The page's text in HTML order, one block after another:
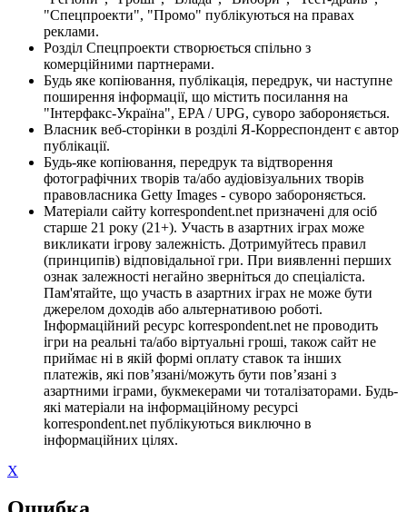
"Спецпроекти", "Промо" публікуються на правах
реклами.
Розділ Спецпроекти створюється спільно з
комерційними партнерами.
Будь яке копіювання, публікація, передрук, чи наступне
поширення інформації, що містить посилання на
"Інтерфакс-Україна", EPA / UPG, суворо забороняється.
Власник веб-сторінки в розділі Я-Корреспондент є автор
публікації.
Будь-яке копіювання, передрук та відтворення
фотографічних творів та/або аудіовізуальних творів
правовласника Getty Images - суворо забороняється.
Матеріали сайту korrespondent.net призначені для осіб
старше 21 року (21+). Участь в азартних іграх може
викликати ігрову залежність. Дотримуйтесь правил
(принципів) відповідальної гри. При виявленні перших
ознак залежності негайно зверніться до спеціаліста.
Пам'ятайте, що участь в азартних іграх не може бути
джерелом доходів або альтернативою роботі.
Інформаційний ресурс korrespondent.net не проводить
ігри на реальні та/або віртуальні гроші, також сайт не
приймає ні в якій формі оплату ставок та інших
платежів, які пов’язані/можуть бути пов’язані з
азартними іграми, букмекерами чи тоталізаторами. Будь-
які матеріали на інформаційному ресурсі
korrespondent.net публікуються виключно в
інформаційних цілях.
X